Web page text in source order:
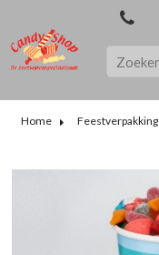
Home Feestverpakking